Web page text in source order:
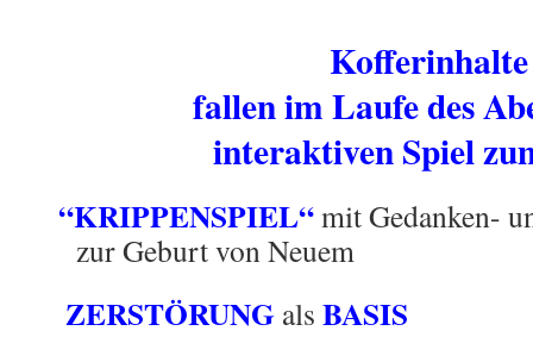
Kofferinhalte
fallen im Laufe des
interaktiven Spiel
“KRIPPENSPIEL“mit Gedanken-
zur Geburt von Neuem
ZERSTÖRUNG als BASIS